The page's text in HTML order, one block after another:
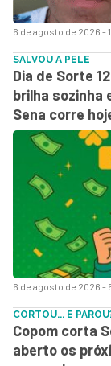
6 de agosto de 2026 -
6 de agosto de 2026 -
SALVOU A PELE
Dia de Sorte
brilha sozinha
Sena corre
CORTOU... E
Copom corta
aberto os